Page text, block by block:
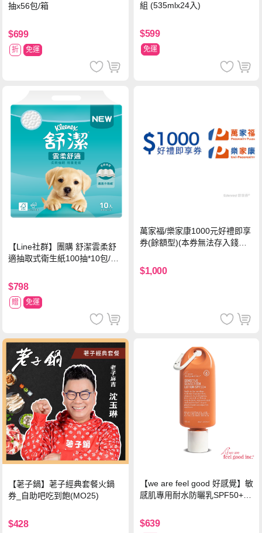
抽x56包/箱
$699
折 免運
組 (535mlx24入)
$599
免運
【Line社群】團購 舒潔雲柔舒
適抽取式衛生紙100抽*10包/6
$798
贈 免運
萬家福/樂家康1000元好禮即享
券(餘額型)(本券無法存入錢包
$1,000
【荖子鍋】荖子經典套餐火鍋
券_自助吧吃到飽(MO25)
$428
【we are feel good 好感覺】敏
感肌專用耐水防曬乳SPF50+ 7
$639